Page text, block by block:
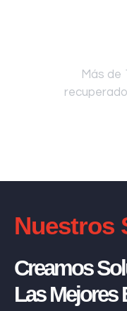
Más de
Nuestros
Creamos
Las Mejores